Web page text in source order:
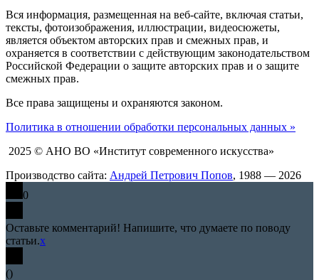
Вся информация, размещенная на веб-сайте, включая статьи,
тексты, фотоизображения, иллюстрации, видеосюжеты,
является объектом авторских прав и смежных прав, и
охраняется в соответствии с действующим законодательством
Российской Федерации о защите авторских прав и о защите
смежных прав.
Все права защищены и охраняются законом.
Политика в отношении обработки персональных данных »
2025 © АНО ВО «Институт современного искусства»
Производство сайта: Андрей Петрович Попов, 1988 — 2026
0
Оставьте комментарий! Напишите, что думаете по поводу
статьи.x
()